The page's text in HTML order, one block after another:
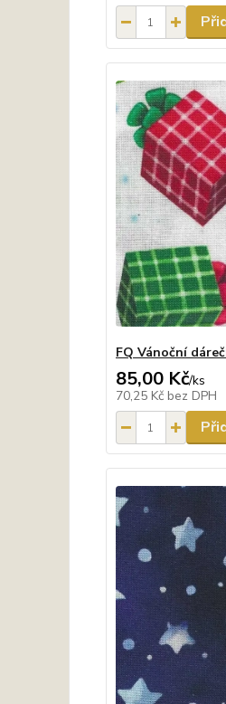
FQ Vánoční
85,00 Kč/ks
70,25 Kč bez DPH